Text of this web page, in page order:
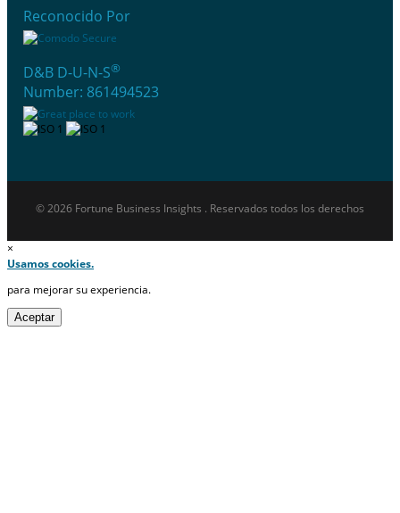
Reconocido Por
D&B D-U-N-S®
Number: 861494523
© 2026 Fortune Business Insights . Reservados todos los derechos
×
Usamos cookies.
para mejorar su experiencia.
Aceptar